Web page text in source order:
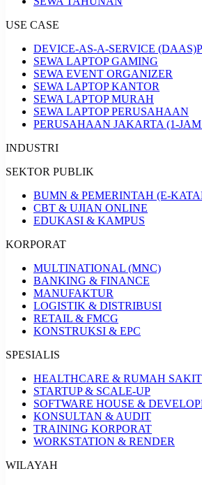
USE CASE
DEVICE-AS-A-SERVICE (DAAS)
SEWA LAPTOP GAMING
SEWA EVENT ORGANIZER
SEWA LAPTOP KANTOR
SEWA LAPTOP MURAH
SEWA LAPTOP PERUSAHAAN
PERUSAHAAN JAKARTA (1-
INDUSTRI
SEKTOR PUBLIK
BUMN & PEMERINTAH (E-
CBT & UJIAN ONLINE
EDUKASI & KAMPUS
KORPORAT
MULTINATIONAL (MNC)
BANKING & FINANCE
MANUFAKTUR
LOGISTIK & DISTRIBUSI
RETAIL & FMCG
KONSTRUKSI & EPC
SPESIALIS
HEALTHCARE & RUMAH SAKIT
STARTUP & SCALE-UP
SOFTWARE HOUSE &
KONSULTAN & AUDIT
TRAINING KORPORAT
WORKSTATION & RENDER
WILAYAH